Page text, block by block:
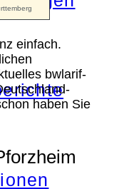
einfach.
bwlarif-
haben Sie